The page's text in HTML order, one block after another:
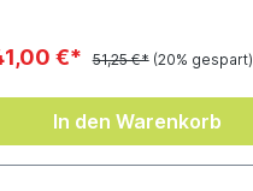
€* 51,25 €* (20% gespart)
In den Warenkorb